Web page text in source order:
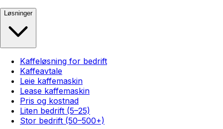
Løsninger
Kaffeløsning for bedrift
Kaffeavtale
Leie kaffemaskin
Lease kaffemaskin
Pris og kostnad
Liten bedrift (5–25)
Stor bedrift (50–500+)